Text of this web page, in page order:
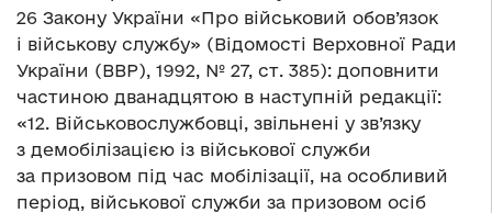
26 Закону України «Про військовий обов’язок
і військову службу» (Відомості Верховної Ради
України (ВВР), 1992, № 27, ст. 385): доповнити
частиною дванадцятою в наступній редакції:
«12. Військовослужбовці, звільнені у зв’язку
з демобілізацією із військової служби
за призовом під час мобілізації, на особливий
період, військової служби за призовом осіб